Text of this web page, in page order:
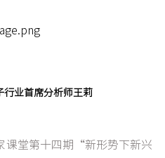
行业首席分析师王莉
课堂第十四期“新形势下新兴